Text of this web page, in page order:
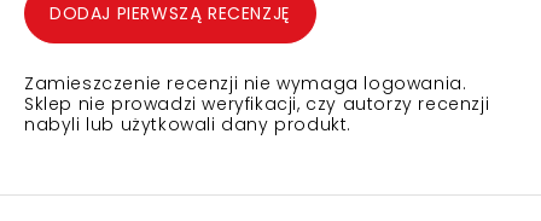
DODAJ PIERWSZĄ RECENZJĘ
Zamieszczenie recenzji nie wymaga logowania.
Sklep nie prowadzi weryfikacji, czy autorzy recenzji
nabyli lub użytkowali dany produkt.